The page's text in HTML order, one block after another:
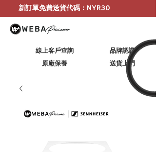
新訂單免費送貨代碼：NYR30
線上客戶查詢
原廠保養
品牌認證
​送貨上門